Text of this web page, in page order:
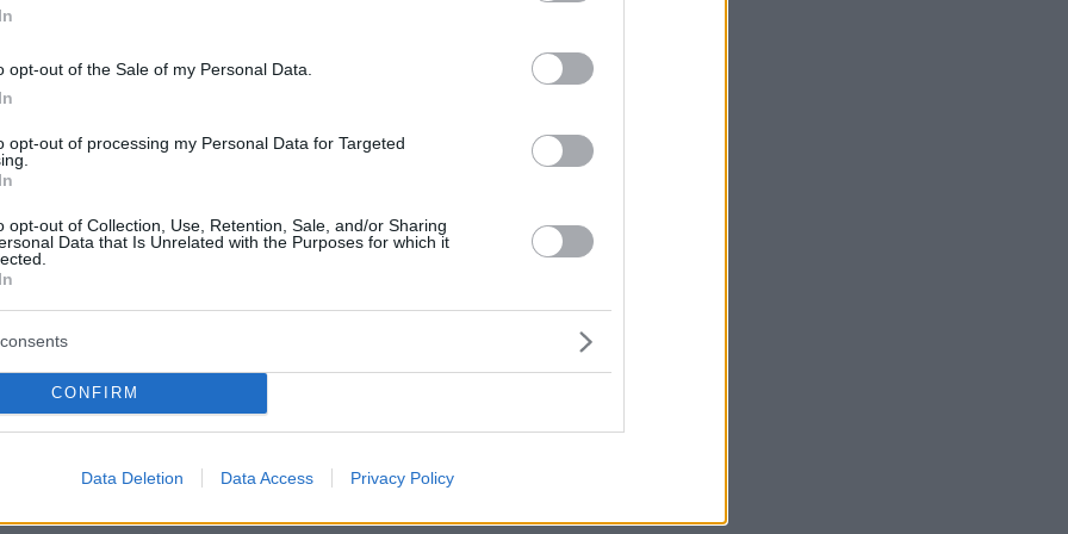
opt-out of the Sale of my Personal Data.
opt-out of processing my Personal Data for Targeted
opt-out of Collection, Use, Retention, Sale, and/or Sharing
Data that Is Unrelated with the Purposes for which it
CONFIRM
Data Deletion Data Access Privacy Policy
Καρανίκας και τρολ κατά
Το «πραξικόπημα» στον
έχει την υπογραφή ή ανοχή
του αρθρογράφου και στενού συνεργάτη του Αλέξη
τα στελέχη του ΣΥΡΙΖΑ να «φωνάξουν» κατά του
προκάλεσε νέο κύκλο εσωστρέφειας στο
Κασσελάκη επιτίθεται
- Μαίνεται ο εμφύλιος